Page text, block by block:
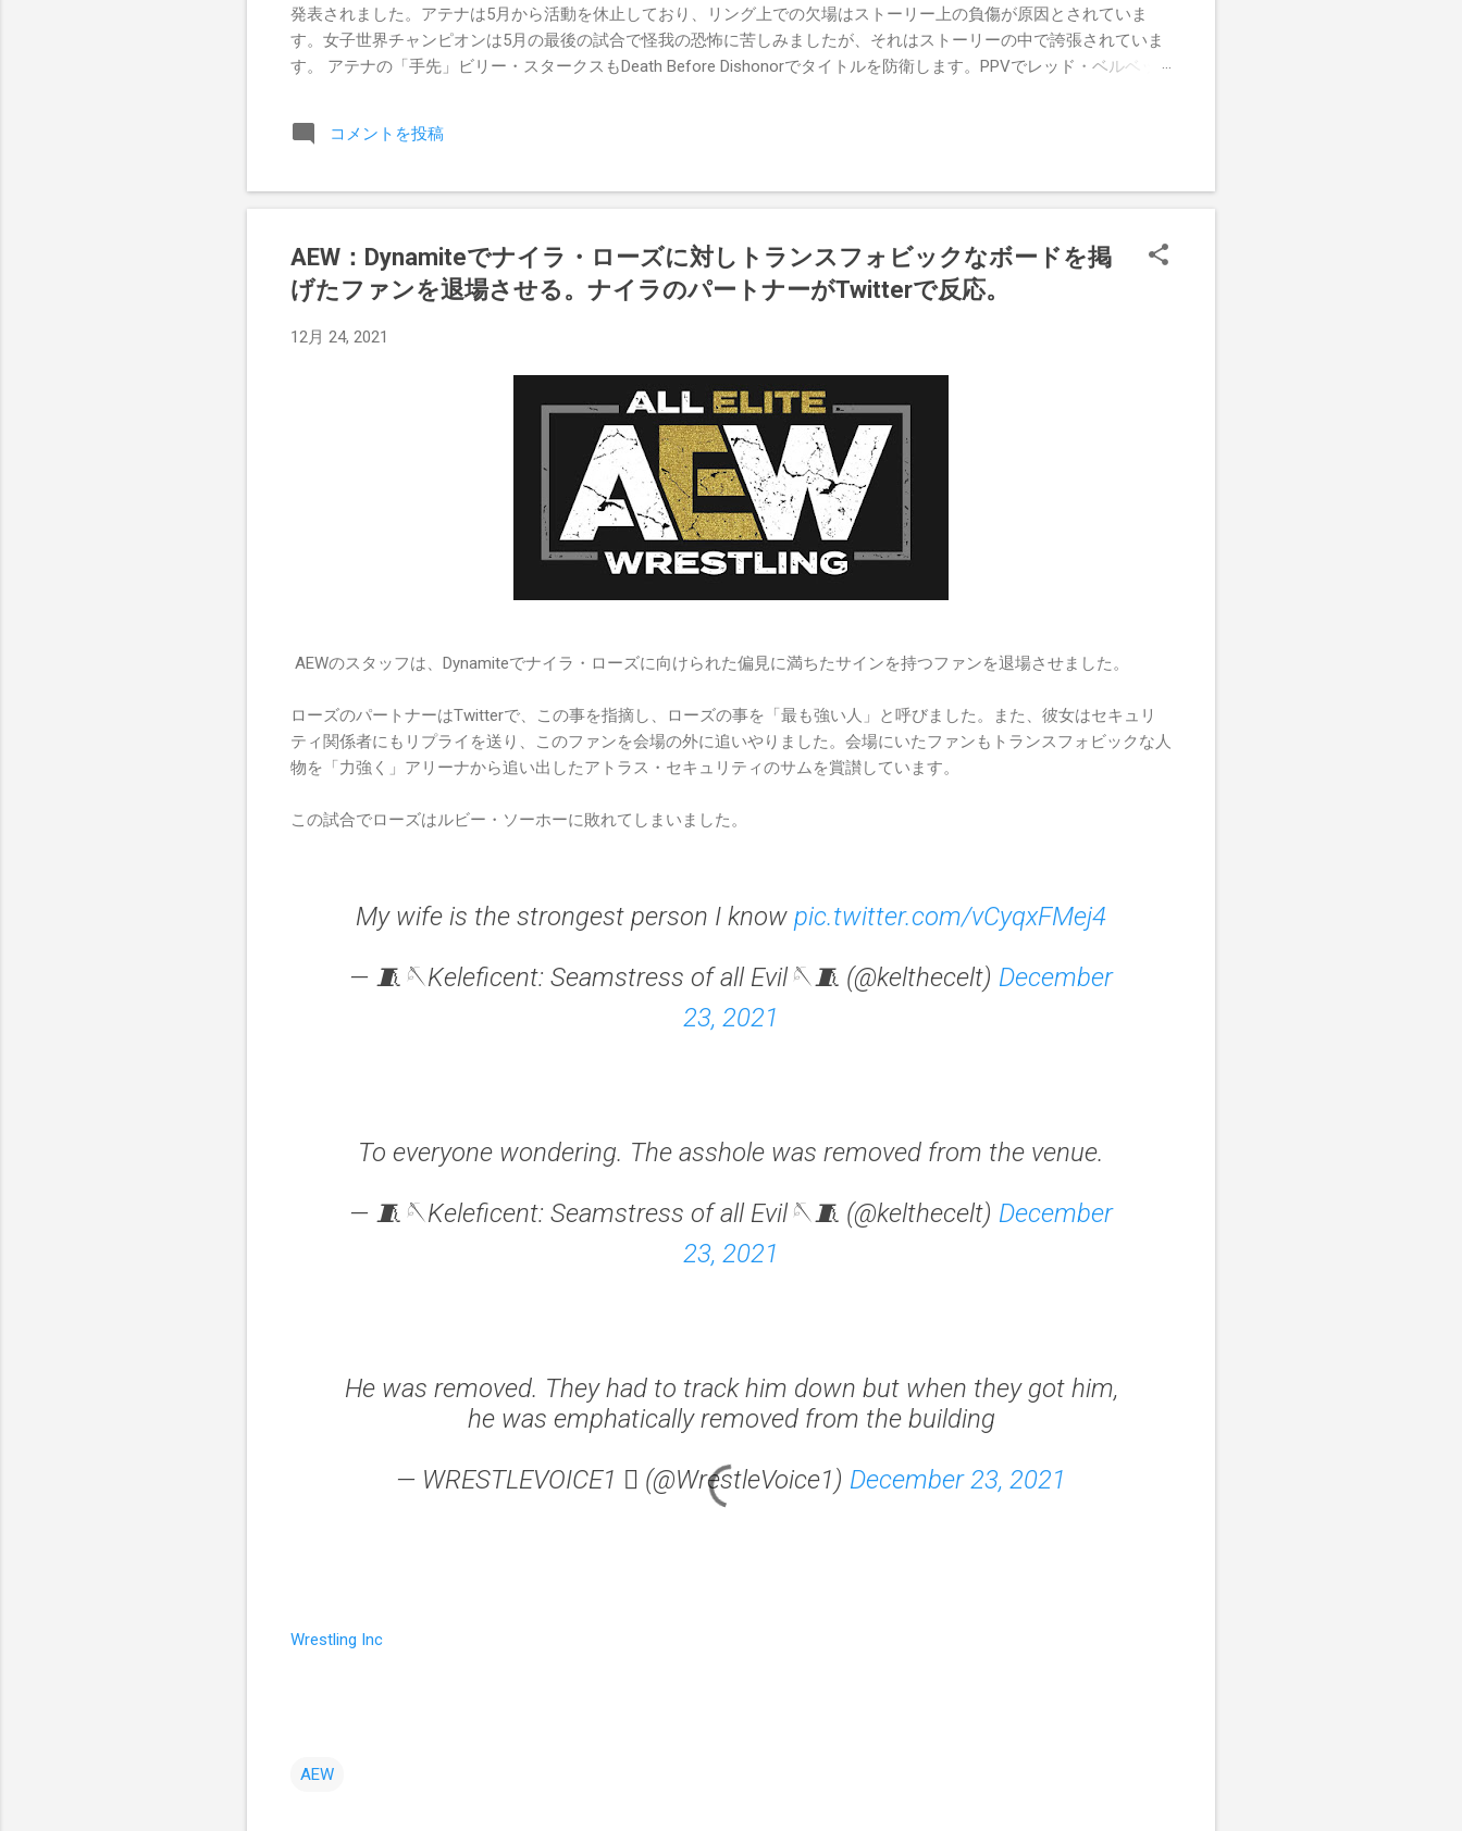
発表されました。アテナは5月から活動を休止しており、リング上での欠場はストーリー上の負傷が原因とされていま
す。女子世界チャンピオンは5月の最後の試合で怪我の恐怖に苦しみましたが、それはストーリーの中で誇張されていま
す。 アテナの「手先」ビリー・スタークスもDeath Before Dishonorでタイトルを防衛します。PPVでレッド・ベルベッ
Championship Proving Groundの試合でウィーラー・ユータとタイムリミットで引き分けたので、チャンピオンシップへ
のチャンスを手に入れましたが、まだPPVでは公式に発表されていません。 Wrestling Observer
コメントを投稿
AEW：Dynamiteでナイラ・ローズに対しトランスフォビックなボードを掲
げたファンを退場させる。ナイラのパートナーがTwitterで反応。
12月 24, 2021
AEWのスタッフは、Dynamiteでナイラ・ローズに向けられた偏見に満ちたサインを持つファンを退場させました。
ローズのパートナーはTwitterで、この事を指摘し、ローズの事を「最も強い人」と呼びました。また、彼女はセキュリ
ティ関係者にもリプライを送り、このファンを会場の外に追いやりました。会場にいたファンもトランスフォビックな人
物を「力強く」アリーナから追い出したアトラス・セキュリティのサムを賞讃しています。
この試合でローズはルビー・ソーホーに敗れてしまいました。
My wife is the strongest person I know pic.twitter.com/vCyqxFMej4
— 🧵🪡Keleficent: Seamstress of all Evil🪡🧵 (@kelthecelt) December
23, 2021
To everyone wondering. The asshole was removed from the venue.
— 🧵🪡Keleficent: Seamstress of all Evil🪡🧵 (@kelthecelt) December
23, 2021
He was removed. They had to track him down but when they got him,
he was emphatically removed from the building
— WRESTLEVOICE1  (@WrestleVoice1) December 23, 2021
Wrestling Inc
AEW